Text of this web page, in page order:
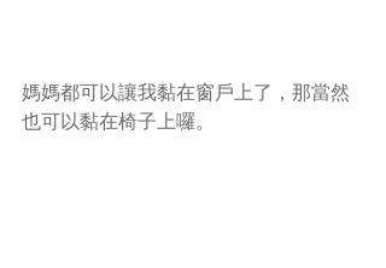
媽媽都可以讓我黏在窗戶上了，那當然
也可以黏在椅子上囉。